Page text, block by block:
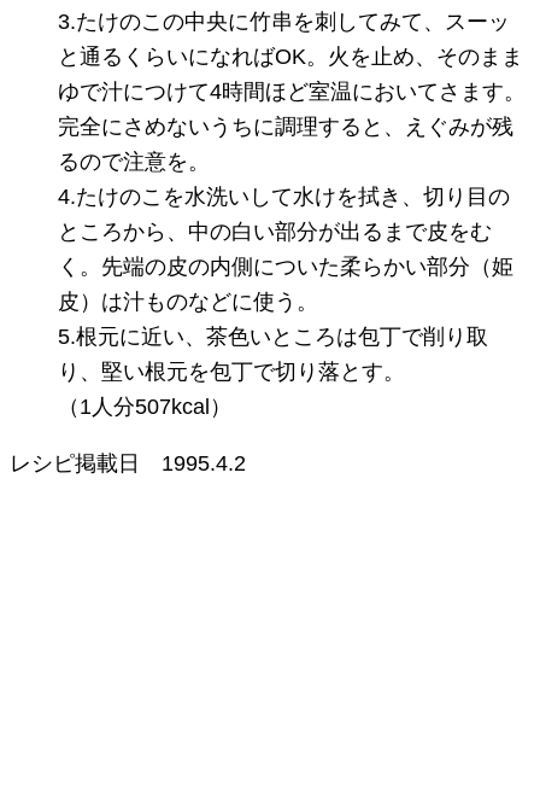
3.たけのこの中央に竹串を刺してみて、スーッ
と通るくらいになればOK。火を止め、そのまま
ゆで汁につけて4時間ほど室温においてさます。
完全にさめないうちに調理すると、えぐみが残
るので注意を。
4.たけのこを水洗いして水けを拭き、切り目の
ところから、中の白い部分が出るまで皮をむ
く。先端の皮の内側についた柔らかい部分（姫
皮）は汁ものなどに使う。
5.根元に近い、茶色いところは包丁で削り取
り、堅い根元を包丁で切り落とす。
（1人分507kcal）
レシピ掲載日 1995.4.2